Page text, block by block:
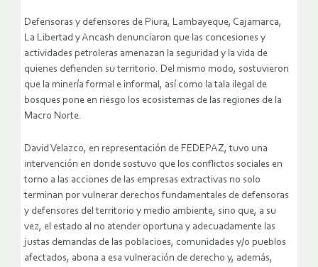
Defensoras y defensores de Piura, Lambayeque, Cajamarca,
La Libertad y Ancash denunciaron que las concesiones y
actividades petroleras amenazan la seguridad y la vida de
quienes defienden su territorio. Del mismo modo, sostuvieron
que la minería formal e informal, así como la tala ilegal de
bosques pone en riesgo los ecosistemas de las regiones de la
Macro Norte.
David Velazco, en representación de FEDEPAZ, tuvo una
intervención en donde sostuvo que los conflictos sociales en
torno a las acciones de las empresas extractivas no solo
terminan por vulnerar derechos fundamentales de defensoras
y defensores del territorio y medio ambiente, sino que, a su
vez, el estado al no atender oportuna y adecuadamente las
justas demandas de las poblacioes, comunidades y/o pueblos
afectados, abona a esa vulneración de derecho y, además,